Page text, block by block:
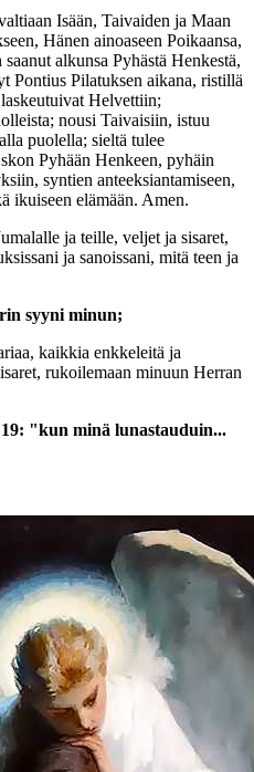
Isään, Taivaiden ja Maan
Hänen ainoaseen Poikaansa,
alkunsa Pyhästä Henkestä,
Pontius Pilatuksen aikana, ristillä
Helvettiin;
nousi Taivaisiin, istuu
puolella; sieltä tulee
Pyhään Henkeen, pyhäin
syntien anteeksiantamiseen,
ikuiseen elämään. Amen.
ja teille, veljet ja sisaret,
ja sanoissani, mitä teen ja
syyni minun;
kaikkia enkkeleitä ja
rukoilemaan minuun Herran
"kun minä lunastauduin...